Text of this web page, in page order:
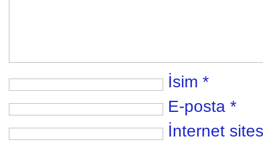
İsim *
E-posta *
İnternet